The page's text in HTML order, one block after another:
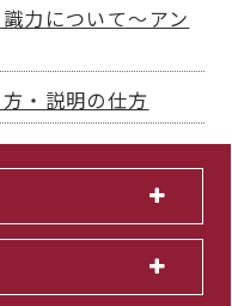
力について～アン
・説明の仕方